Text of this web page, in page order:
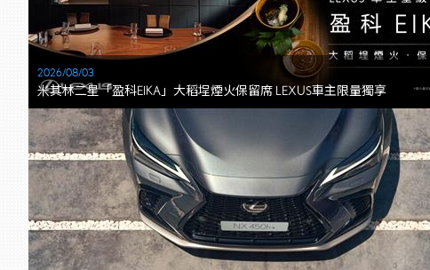
2026/08/03
米其林二星「盈科EIKA」大稻埕煙火保留席 LEXUS車主限量獨享